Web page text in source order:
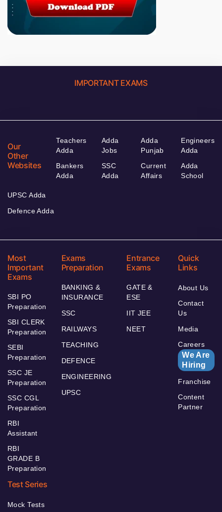
IMPORTANT EXAMS
Our
Other
Websites
Teachers
Adda
Bankers
Adda
Adda
Jobs
SSC
Adda
Adda
Punjab
Current
Affairs
Engineers
Adda
Adda
School
UPSC Adda
Defence Adda
Most
Important
Exams
SBI PO
Preparation
SBI CLERK
Preparation
SEBI
Preparation
SSC JE
Preparation
SSC CGL
Preparation
RBI
Assistant
RBI
GRADE B
Preparation
Exams
Preparation
BANKING &
INSURANCE
SSC
RAILWAYS
TEACHING
DEFENCE
ENGINEERING
UPSC
Entrance
Exams
GATE &
ESE
IIT JEE
NEET
Quick
Links
About Us
Contact
Us
Media
Careers
We Are
Hiring
Franchise
Content
Partner
Test Series
Mock Tests